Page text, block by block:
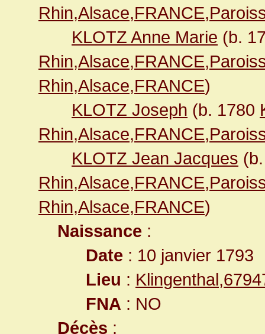
KLOTZ Anne Marie (b.
Rhin,Alsace,FRANCE)
KLOTZ Joseph (b. 1780
KLOTZ Jean Jacques
Rhin,Alsace,FRANCE)
Naissance :
Date : 10 janvier 1793
Lieu :
FNA : NO
Décès :